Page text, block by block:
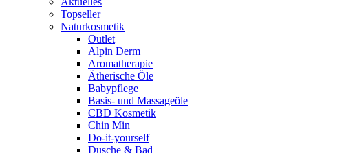
Topseller
Naturkosmetik
Outlet
Alpin Derm
Aromatherapie
Ätherische Öle
Babypflege
Basis- und Massageöle
CBD Kosmetik
Chin Min
Do-it-yourself
Dusche & Bad